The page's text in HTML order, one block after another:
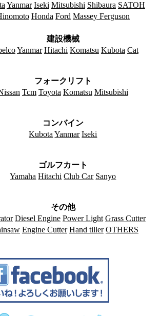
Yanmar Iseki Mitsubishi Shibaura SATOH
Honda Ford Massey Ferguson
建設機械
Yanmar Hitachi Komatsu Kubota Cat
フォークリフト
Tcm Toyota Komatsu Mitsubishi
コンバイン
Kubota Yanmar Iseki
ゴルフカート
Yamaha Hitachi Club Car Sanyo
その他
Diesel Engine Power Light Grass Cutter
Engine Cutter Hand tiller OTHERS